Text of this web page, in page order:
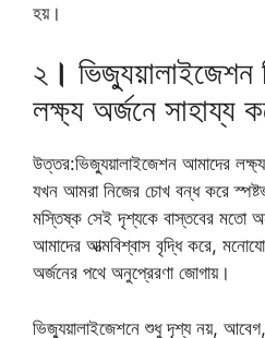
হয়।
২ । ভিজ্যুয়ালাইজেশন
লক্ষ্য অর্জনে সাহায্য
উত্তর:ভিজ্যুয়ালাইজেশন আমাদের
যখন আমরা নিজের চোখ বন্ধ করে
মস্তিষ্ক সেই দৃশ্যকে বাস্তবের মতো
আমাদের আত্মবিশ্বাস বৃদ্ধি করে,
অর্জনের পথে অনুপ্রেরণা জোগায়।
ভিজ্যুয়ালাইজেশনে শুধু দৃশ্য নয়, আবেগ,